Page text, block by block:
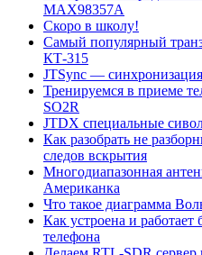
MAX98357A
Скоро в школу!
Самый популярный
КТ-315
JTSync —
Тренируемся в приеме
SO2R
JTDX специальные
Как разобрать не
следов вскрытия
Многодиапазонная
Американка
Что такое диаграмма
Как устроена и работает
телефона